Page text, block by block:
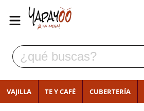
VAJILLA TE Y CAFÉ CUBERTERÍA